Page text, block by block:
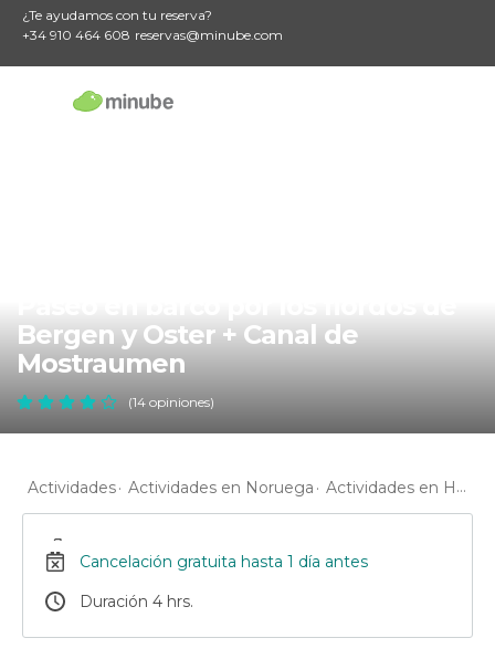
¿Te ayudamos con tu reserva?
+34 910 464 608 reservas@minube.com
Bergen y Oster + Canal de
Mostraumen
(14 opiniones)
Actividades Actividades en Noruega Actividades en Hordaland
Cancelación gratuita hasta 1 día antes
Duración 4 hrs.